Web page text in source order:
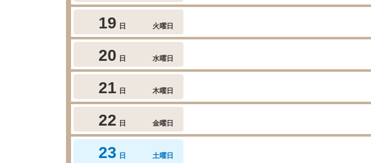
19 日 火曜日
20 日 水曜日
21 日 木曜日
22 日 金曜日
23 日 土曜日